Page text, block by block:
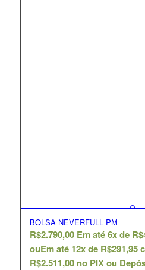
BOLSA NEVERFULL PM
R$2.790,00 Em até 6x de R$
ouEm até 12x de R$291,95
R$2.511,00 no PIX ou